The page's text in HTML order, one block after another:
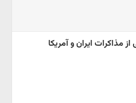
مذاکرات ایران و آمریکا